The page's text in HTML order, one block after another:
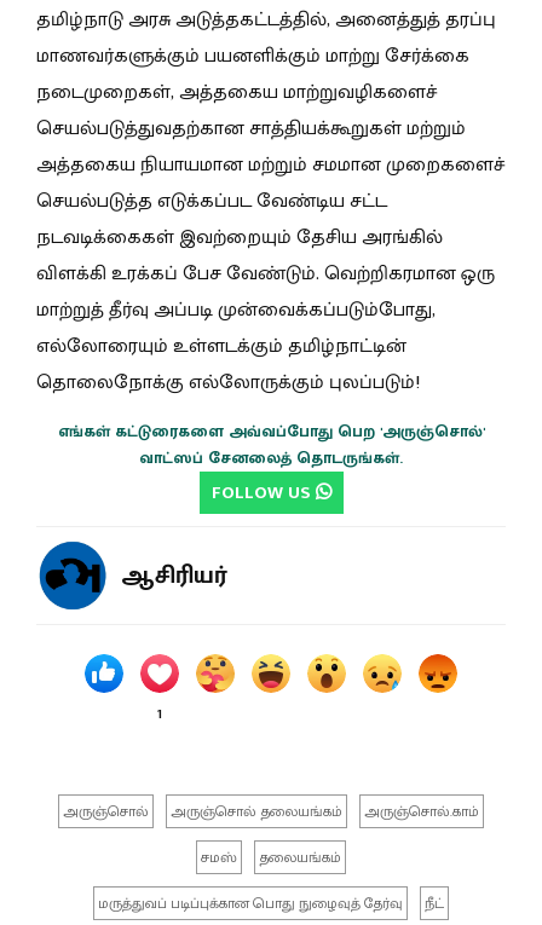
தமிழ்நாடு அரசு அடுத்தகட்டத்தில், அனைத்துத் தரப்பு
மாணவர்களுக்கும் பயனளிக்கும் மாற்று சேர்க்கை
நடைமுறைகள், அத்தகைய மாற்றுவழிகளைச்
செயல்படுத்துவதற்கான சாத்தியக்கூறுகள் மற்றும்
அத்தகைய நியாயமான மற்றும் சமமான முறைகளைச்
செயல்படுத்த எடுக்கப்பட வேண்டிய சட்ட
நடவடிக்கைகள் இவற்றையும் தேசிய அரங்கில்
விளக்கி உரக்கப் பேச வேண்டும். வெற்றிகரமான ஒரு
மாற்றுத் தீர்வு அப்படி முன்வைக்கப்படும்போது,
எல்லோரையும் உள்ளடக்கும்தமிழ்நாட்டின்
தொலைநோக்கு எல்லோருக்கும் புலப்படும்!
எங்கள் கட்டுரைகளை அவ்வப்போது பெற 'அருஞ்சொல்'
வாட்ஸப் சேனலைத் தொடருங்கள்.
FOLLOW US
ஆசிரியர்
1
அருஞ்சொல் அருஞ்சொல் தலையங்கம்
அருஞ்சொல்.காம்
சமஸ்
தலையங்கம்
மருத்துவப் படிப்புக்கான பொது நுழைவுத் தேர்வு
நீட்